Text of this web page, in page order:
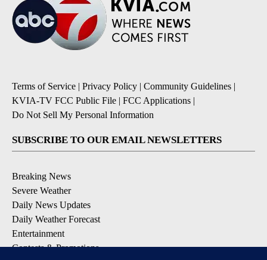
Terms of Service | Privacy Policy | Community Guidelines |
KVIA-TV FCC Public File | FCC Applications |
Do Not Sell My Personal Information
SUBSCRIBE TO OUR EMAIL NEWSLETTERS
Breaking News
Severe Weather
Daily News Updates
Daily Weather Forecast
Entertainment
Contests & Promotions